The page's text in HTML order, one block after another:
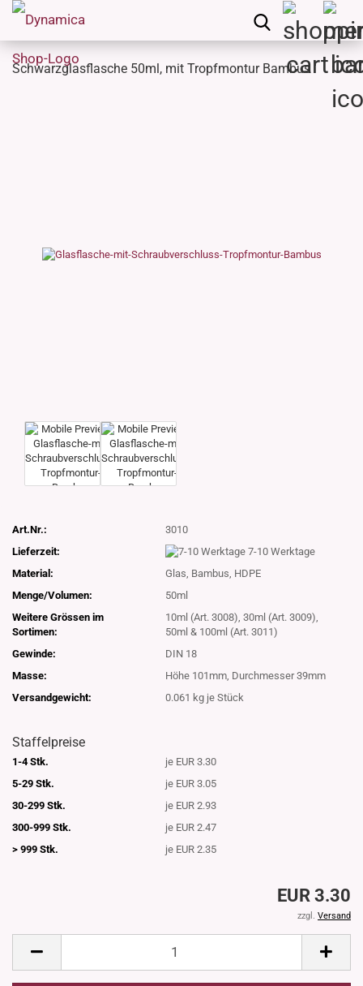
Schwarzglasflasche 50ml, mit Tropfmontur Bambus
Art.Nr.:
3010
Lieferzeit:
7-10 Werktage
Material:
Glas, Bambus, HDPE
Menge/Volumen:
50ml
Weitere Grössen im
Sortimen:
10ml (Art. 3008), 30ml (Art. 3009),
50ml & 100ml (Art. 3011)
Gewinde:
DIN 18
Masse:
Höhe 101mm, Durchmesser 39mm
Versandgewicht:
0.061 kg je Stück
Staffelpreise
1-4 Stk.
je EUR 3.30
5-29 Stk.
je EUR 3.05
30-299 Stk.
je EUR 2.93
300-999 Stk.
je EUR 2.47
> 999 Stk.
je EUR 2.35
EUR 3.30
zzgl. Versand